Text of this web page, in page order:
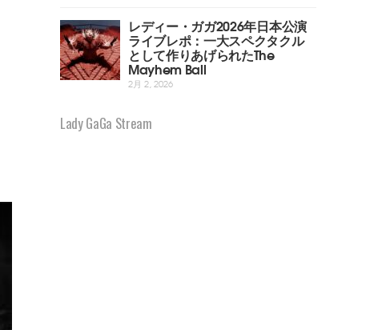
レディー・ガガ2026年日本公演
ライブレポ：一大スペクタクル
として作りあげられたThe
Mayhem Ball
2月 2, 2026
Lady GaGa Stream